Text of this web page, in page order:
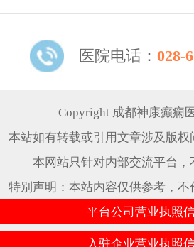
医院电话： 028-
Copyright 成都神康癫痫
本站如有转载或引用文章涉及版
本网站只针对内部交流平台，
特别声明：本站内容仅供参考，不
平台公司营业执照
入驻企业营业执照